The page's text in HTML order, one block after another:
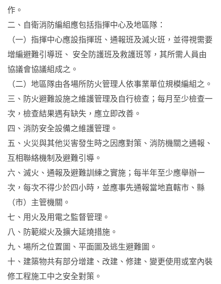
作。
二、自衛消防編組應包括指揮中心及地區隊：
（一）指揮中心應設指揮班、通報班及滅火班，並得視需要
增編避難引導班、 安全防護班及救護班等，其所需人員由
協議會協議組成之。
（二）地區隊由各場所防火管理人依事業單位規模編組之。
三、防火避難設施之維護管理及自行檢查；每月至少檢查一
次，檢查結果遇有缺失，應立即改善。
四、消防安全設備之維護管理。
五、火災與其他災害發生時之因應對策、消防機關之通報、
互相聯絡機制及避難引導。
六、滅火、通報及避難訓練之實施；每半年至少應舉辦一
次，每次不得少於四小時，並應事先通報當地直轄市、縣
（市）主管機關。
七、用火及用電之監督管理。
八、防範縱火及擴大延燒措施。
九、場所之位置圖、平面圖及逃生避難圖。
十、建築物共有部分增建、改建、修建、變更使用或室內裝
修工程施工中之安全對策。